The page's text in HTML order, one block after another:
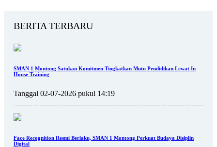
BERITA TERBARU
SMAN 1 Montong Satukan Komitmen Tingkatkan Mutu Pendidikan Lewat In
House Training
Tanggal 02-07-2026 pukul 14:19
Face Recognition Resmi Berlaku, SMAN 1 Montong Perkuat Budaya Disiplin
Digital